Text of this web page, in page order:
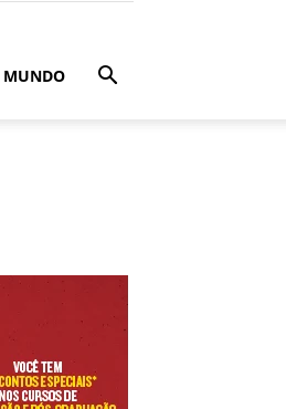
MUNDO